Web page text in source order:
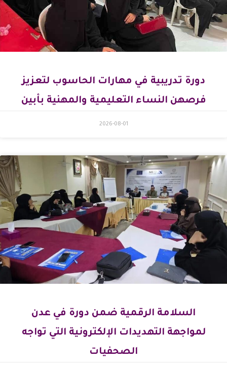
دورة تدريبية في مهارات الحاسوب لتعزيز
فرصهن النساء التعليمية والمهنية بأبين
2026-08-01
السلامة الرقمية ضمن دورة في عدن
لمواجهة التهديدات الإلكترونية التي تواجه
الصحفيات